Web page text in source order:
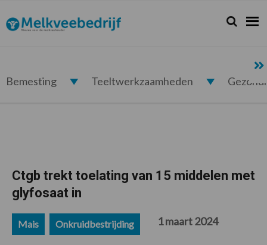
de
hoofdnavigatie
de
hoofd
de
eerste
de
voettekst
Melkveebedrijf.nl Zoeken...
Zoek
Bemesting Teeltwerkzaamheden
Ctgb trekt toelating van 15 middelen met
glyfosaat in
Mais Onkruidbestrijding 1 maart 2024